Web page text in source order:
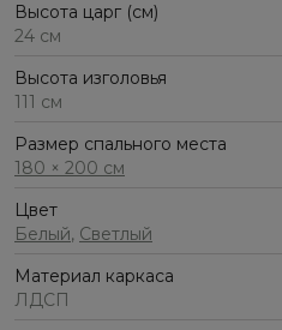
Высота царг (см)
24 см
Высота изголовья
111 см
Размер спального места
180 × 200 см
Цвет
Белый, Светлый
Материал каркаса
ЛДСП